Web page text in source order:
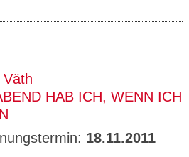
HAB ICH, WENN ICH
18.11.2011